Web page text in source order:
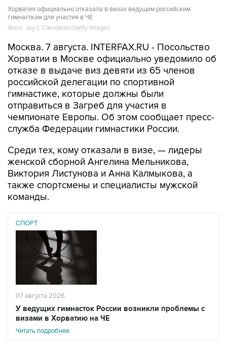
Хорватия официально отказала в визах ведущим российским
гимнасткам для участия в ЧЕ
Фото: Jay L Clendenin/Getty Images
Москва. 7 августа. INTERFAX.RU - Посольство
Хорватии в Москве официально уведомило об
отказе в выдаче виз девяти из 65 членов
российской делегации по спортивной
гимнастике, которые должны были
отправиться в Загреб для участия в
чемпионате Европы. Об этом сообщает пресс-
служба Федерации гимнастики России.
Среди тех, кому отказали в визе, — лидеры
женской сборной Ангелина Мельникова,
Виктория Листунова и Анна Калмыкова, а
также спортсмены и специалисты мужской
команды.
СПОРТ
07 августа 2026
У ведущих гимнасток России возникли проблемы с
визами в Хорватию на ЧЕ
Читать подробнее